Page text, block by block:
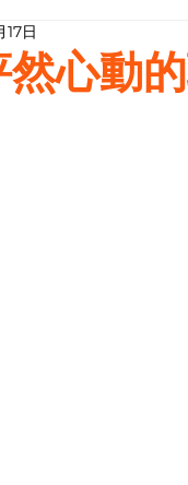
行業知多啲
然心動
17日